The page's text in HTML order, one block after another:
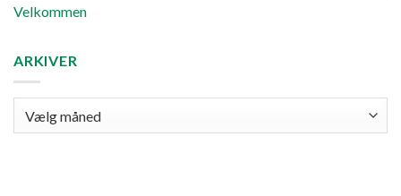
Velkommen
ARKIVER